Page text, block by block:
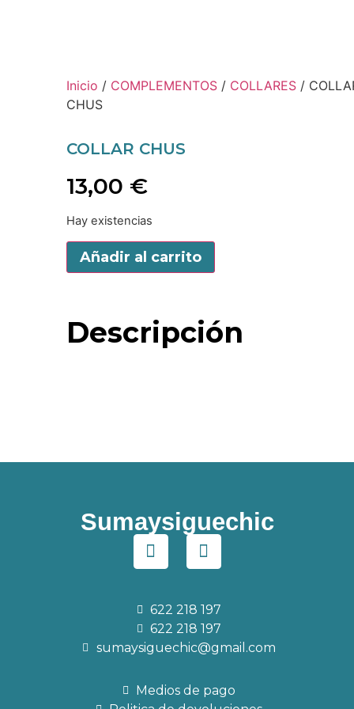
Inicio / COMPLEMENTOS / COLLARES /
CHUS
COLLAR CHUS
13,00 €
Hay existencias
Añadir al carrito
Descripción
Sumaysiguechic
622 218 197
622 218 197
sumaysiguechic@gmail.com
Medios de pago